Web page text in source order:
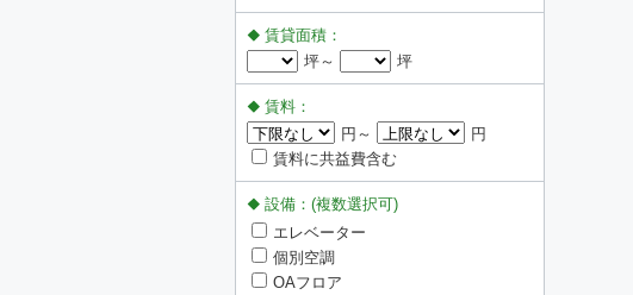
賃貸面積：
坪～
坪
賃料：
円～
円
賃料に共益費含む
設備：(複数選択可)
エレベーター
個別空調
OAフロア